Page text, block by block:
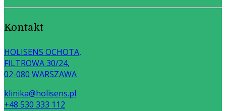
Kontakt
HOLISENS OCHOTA,
FILTROWA 30/24,
02-080 WARSZAWA
klinika@holisens.pl
+48 530 333 112